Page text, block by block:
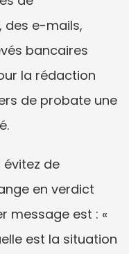
des e-mails,
bancaires
la rédaction
de probate une
évitez de
en verdict
message est : «
est la situation